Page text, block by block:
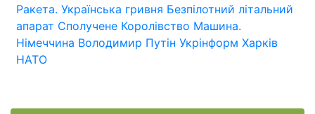
Ракета. Українська гривня Безпілотний літальний
апарат Сполучене Королівство Машина.
Німеччина Володимир Путін Укрінформ Харків
НАТО